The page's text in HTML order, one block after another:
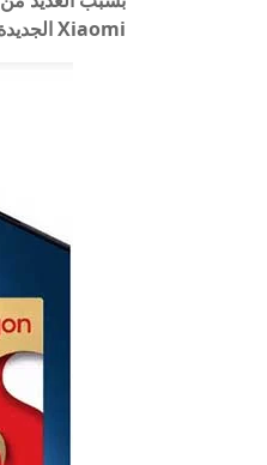
Xiaomi الجديدة التي ستدعم المعالج القادم Snapdragon 8 Gen 1 Plus.